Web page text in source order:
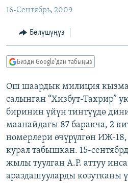
САЯСАТ
ЭКОНОМИКА
ДҮЙНӨ
БОРБОР АЗИЯ
УКРАИНА
АТАЙЫН ИЛИКТӨӨ
БҮГҮН АЗАТТЫКТА
ЭКСПЕРТТЕР ТАЛДАЙТ
БИЗ ЖАНА ДҮЙНӨ
ДАНИСТЕ
ЭЖЕ-СИҢДИЛЕР
АЗАТТЫК+
ЫҢГАЙСЫЗ СУРООЛОР
ПОДКАСТ
ӨЗГӨЧӨ ПИКИР
Русский
ОНЛАЙН ШЕРИНЕ
16-Сентябрь, 2009
Бөлүшүңүз
Бизди Google'дан табыңыз
Ош шаардык милиция
салынган “Хизбут-Тахрир”
биринин үйүн тинтүүдө
маанайдагы 87 баракча, 2
номерлери өчүрүлгөн ИЖ-
курал табышкан. 15-
жылы туулган А.Р. аттуу
араздашууларды козутканы